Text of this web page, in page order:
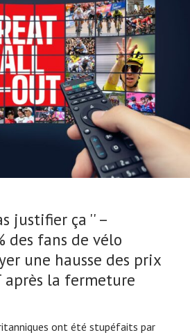
justifier ça '' –
des fans de vélo
une hausse des prix
la fermeture
ont été stupéfaits par